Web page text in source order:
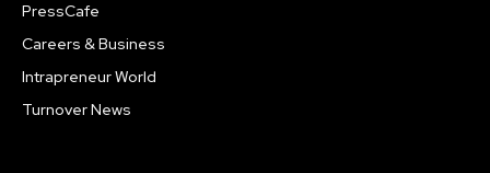
PressCafe
Careers & Business
Intrapreneur World
Turnover News